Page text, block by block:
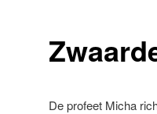
De profeet Micha